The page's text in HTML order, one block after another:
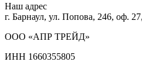
Наш адрес
г. Барнаул, ул. Попова, 246, оф.
ООО «АПР ТРЕЙД»
ИНН 1660355805